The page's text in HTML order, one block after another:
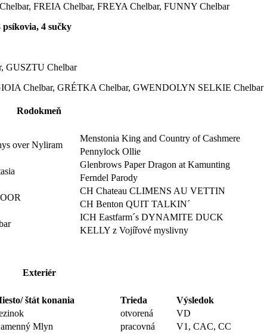
FREIA Chelbar, FREYA Chelbar, FUNNY Chelbar
4 sučky
GUSZTU Chelbar
Chelbar, GRÉTKA Chelbar, GWENDOLYN SELKIE Chelbar
Rodokmeň
over Nyliram
Menstonia King and Country of Cashmere
Pennylock Ollie
Glenbrows Paper Dragon at Kamunting
Ferndel Parody
CH Chateau CLIMENS AU VETTIN
CH Benton QUIT TALKIN´
ICH Eastfarm´s DYNAMITE DUCK
KELLY z Vojířové myslivny
Exteriér
štát konania Trieda
Výsledok
otvorená
VD
Mlyn pracovná V1, CAC, CC